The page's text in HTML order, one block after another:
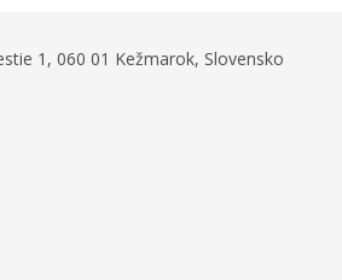
1, 060 01 Kežmarok, Slovensko